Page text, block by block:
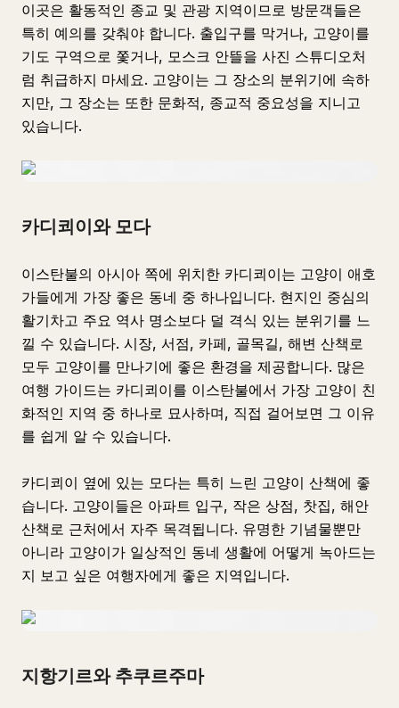
이곳은 활동적인 종교 및 관광 지역이므로 방문객들은
특히 예의를 갖춰야 합니다. 출입구를 막거나, 고양이를
기도 구역으로 쫓거나, 모스크 안뜰을 사진 스튜디오처
럼 취급하지 마세요. 고양이는 그 장소의 분위기에 속하
지만, 그 장소는 또한 문화적, 종교적 중요성을 지니고
있습니다.
카디쾨이와 모다
이스탄불의 아시아 쪽에 위치한 카디쾨이는 고양이 애호
가들에게 가장 좋은 동네 중 하나입니다. 현지인 중심의
활기차고 주요 역사 명소보다 덜 격식 있는 분위기를 느
낄 수 있습니다. 시장, 서점, 카페, 골목길, 해변 산책로
모두 고양이를 만나기에 좋은 환경을 제공합니다. 많은
여행 가이드는 카디쾨이를 이스탄불에서 가장 고양이 친
화적인 지역 중 하나로 묘사하며, 직접 걸어보면 그 이유
를 쉽게 알 수 있습니다.
카디쾨이 옆에 있는 모다는 특히 느린 고양이 산책에 좋
습니다. 고양이들은 아파트 입구, 작은 상점, 찻집, 해안
산책로 근처에서 자주 목격됩니다. 유명한 기념물뿐만
아니라 고양이가 일상적인 동네 생활에 어떻게 녹아드는
지 보고 싶은 여행자에게 좋은 지역입니다.
지항기르와 추쿠르주마